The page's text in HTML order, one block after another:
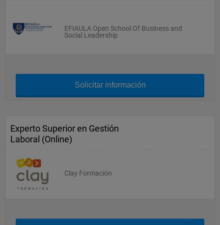
EFIAULA Open School Of Business and
Social Leadership
Solicitar información
Experto Superior en Gestión
Laboral (Online)
Clay Formación